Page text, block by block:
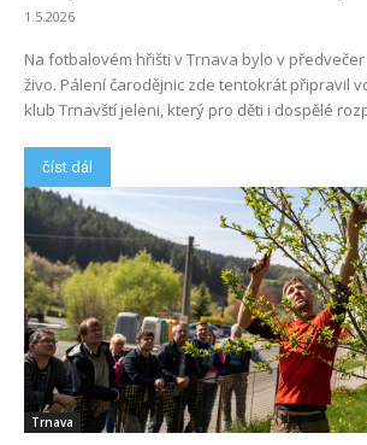
1.5.2026
Na fotbalovém hřišti v Trnava bylo v
živo. Pálení čarodějnic zde tentokrát připravil
klub Trnavští jeleni, který pro děti i dospělé
číst dál
Trnava